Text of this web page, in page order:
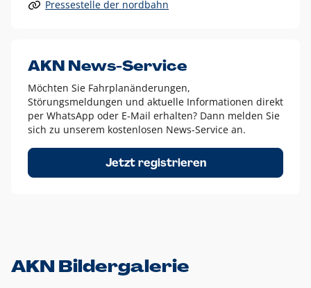
Alle anderen Logo-Varianten dürfen nur in Ausnahmefällen
Diese Ausnahmen sind zum Beispiel:
dem AKN Blau,
weißes Logo auf Fotohintergründen,
schwarzes Logo für reine Schwarz-Weiß-Umsetzungen
Um das Logo herum muss ein Schutzraum von jeweils einer
Höhe bzw. Breite des N aus AKN in alle Richtungen
Pressestelle der nordbahn
AKN News-Service
Möchten Sie Fahrplanänderungen,
Störungsmeldungen und aktuelle Informationen direkt
per WhatsApp oder E-Mail erhalten? Dann melden Sie
sich zu unserem kostenlosen News-Service an.
Jetzt registrieren
AKN Bildergalerie